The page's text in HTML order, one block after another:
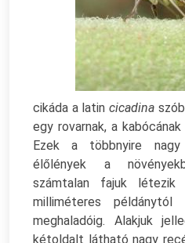
cikáda a latin cicadina
egy rovarnak, a
Ezek a többnyire nagy
élőlények a
számtalan fajuk
milliméteres
meghaladóig. Alakjuk
kétoldalt látható nagy